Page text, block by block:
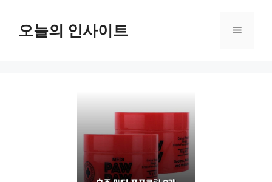
오늘의 인사이트 메